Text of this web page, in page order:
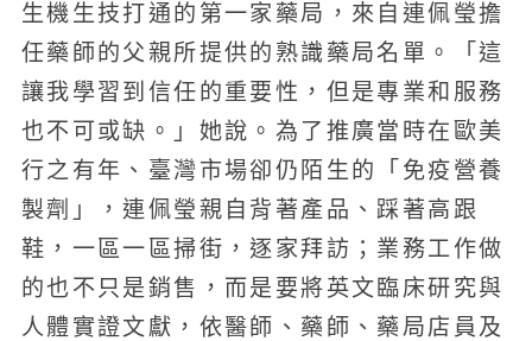
生機生技打通的第一家藥局，來自連佩瑩擔
任藥師的父親所提供的熟識藥局名單。「這
讓我學習到信任的重要性，但是專業和服務
也不可或缺。」她說。為了推廣當時在歐美
行之有年、臺灣市場卻仍陌生的「免疫營養
製劑」，連佩瑩親自背著產品、踩著高跟
鞋，一區一區掃街，逐家拜訪；業務工作做
的也不只是銷售，而是要將英文臨床研究與
人體實證文獻，依醫師、藥師、藥局店員及